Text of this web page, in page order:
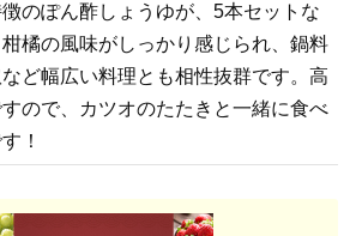
のぽん酢しょうゆが、5本セットな
橘の風味がしっかり感じられ、鍋料
ど幅広い料理とも相性抜群です。高
ので、カツオのたたきと一緒に食べ
！